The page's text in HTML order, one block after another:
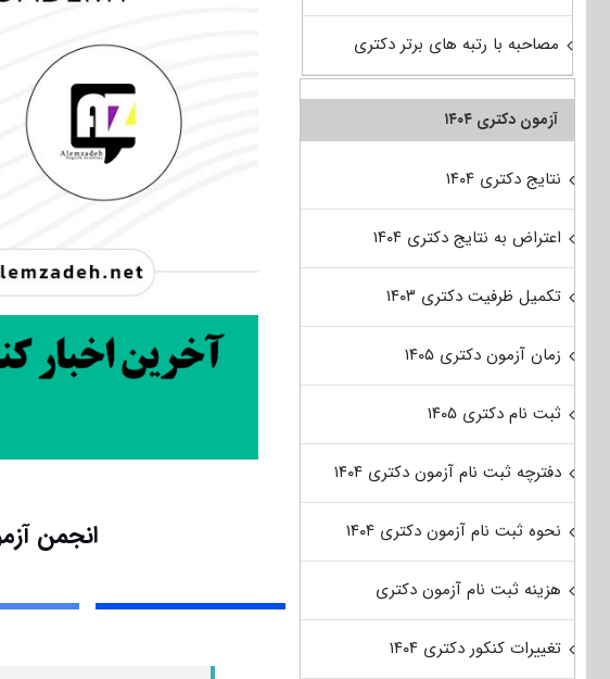
انجمن
مصاحبه با رتبه های برتر دکتری
آزمون دکتری ۱۴۰۴
نتایج دکتری ۱۴۰۴
اعتراض به نتایج دکتری ۱۴۰۴
تکمیل ظرفیت دکتری ۱۴۰۳
زمان آزمون دکتری ۱۴۰۵
ثبت نام دکتری ۱۴۰۵
دفترچه ثبت نام آزمون دکتری ۱۴۰۴
نحوه ثبت نام آزمون دکتری ۱۴۰۴
هزینه ثبت نام آزمون دکتری
تغییرات کنکور دکتری ۱۴۰۴